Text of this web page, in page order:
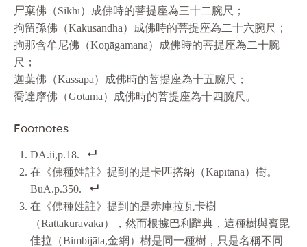
尸棄佛（Sikhī）成佛時的菩提座為三十二腕尺；
拘留孫佛（Kakusandha）成佛時的菩提座為二十六腕尺；
拘那含牟尼佛（Koṇāgamana）成佛時的菩提座為二十腕
尺；
迦葉佛（Kassapa）成佛時的菩提座為十五腕尺；
喬達摩佛（Gotama）成佛時的菩提座為十四腕尺。
Footnotes
DA.ii,p.18.
在《佛種姓註》提到的是卡匹搭納（Kapītana）樹。
BuA.p.350.
在《佛種姓註》提到的是赤庫拉瓦卡樹
（Rattakuravaka），然而根據巴利辭典，這種樹與賓毘
佳拉（Bimbijāla,金網）樹是同一種樹，只是名稱不同